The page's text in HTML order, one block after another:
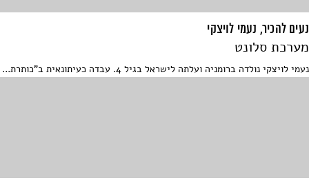
נעים להכיר, נעמי לויצקי
מערכת סלונט
נעמי לויצקי נולדה ברומניה ועלתה לישראל בגיל 4. עבדה כעיתונאית ב"כותרת...